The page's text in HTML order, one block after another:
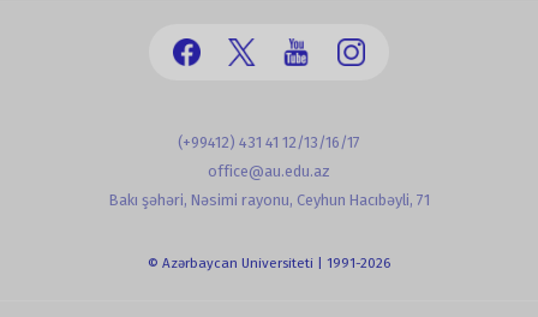
(+99412) 431 41 12/13/16/17
office@au.edu.az
Bakı şəhəri, Nəsimi rayonu, Ceyhun Hacıbəyli, 71
© Azərbaycan Universiteti | 1991-2026